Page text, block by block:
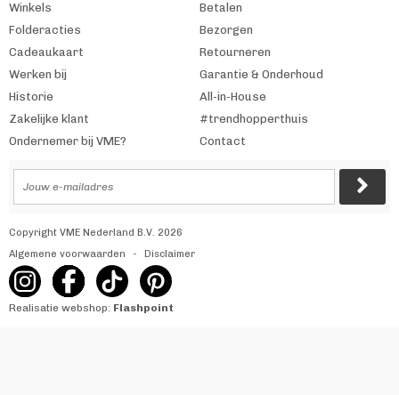
Winkels
Folderacties
Cadeaukaart
Werken bij
Historie
Zakelijke klant
Ondernemer bij VME?
Betalen
Bezorgen
Retourneren
Garantie & Onderhoud
All-in-House
#trendhopperthuis
Contact
Copyright VME Nederland B.V. 2026
Algemene voorwaarden
Disclaimer
Realisatie webshop: Flashpoint